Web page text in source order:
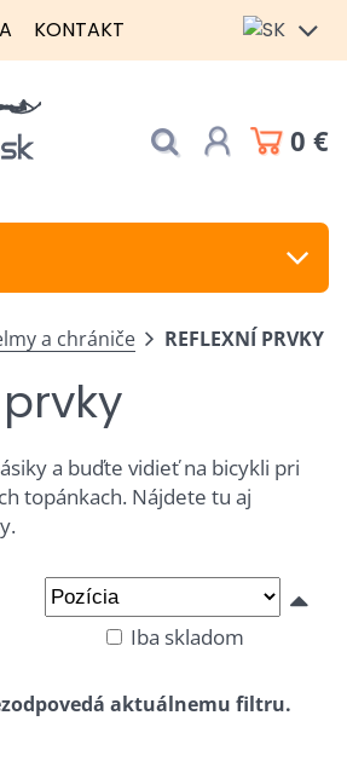
KONTAKT
0 €
a chrániče REFLEXNÍ PRVKY
a buďte vidieť na bicykli pri
topánkach. Nájdete tu aj
Iba skladom